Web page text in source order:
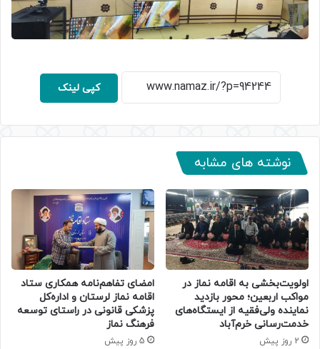
کپی لینک
نوشته های مشابه
اولویت‌بخشی به اقامه نماز در
مواکب اربعین؛ محور بازدید
نماینده ولی‌فقیه از ایستگاه‌های
خدمت‌رسانی خرم‌آباد
2 روز پیش
امضای تفاهم‌نامه همکاری ستاد
اقامه نماز لرستان و اداره‌کل
پزشکی قانونی در راستای توسعه
فرهنگ نماز
5 روز پیش